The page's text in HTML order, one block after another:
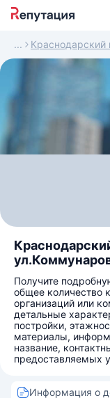
Краснодарский
Получите
общее количество
организаций или
детальные
постройки,
материалы,
название,
предоставляемых
Информация о